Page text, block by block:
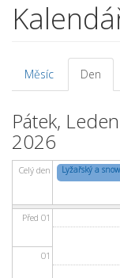
Hlavní
Měsíc Den
Pátek,
2026
Celý den Lyžařský a
Před 01
01